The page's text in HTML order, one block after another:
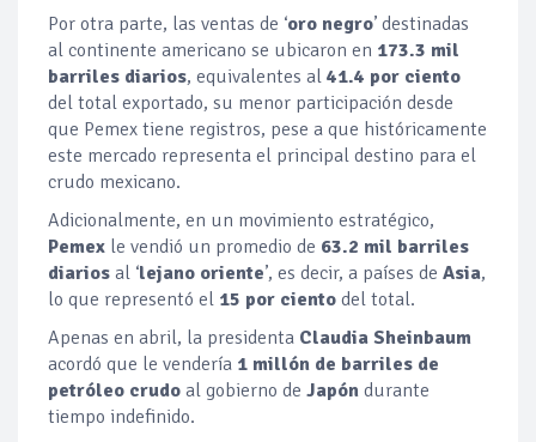
Por otra parte, las ventas de ‘oro negro’ destinadas
al continente americano se ubicaron en 173.3 mil
barriles diarios, equivalentes al 41.4 por ciento
del total exportado, su menor participación desde
que Pemex tiene registros, pese a que históricamente
este mercado representa el principal destino para el
crudo mexicano.
Adicionalmente, en un movimiento estratégico,
Pemex le vendió un promedio de 63.2 mil barriles
diarios al ‘lejano oriente’, es decir, a países de Asia,
lo que representó el 15 por ciento del total.
Apenas en abril, la presidenta Claudia Sheinbaum
acordó que le vendería 1 millón de barriles de
petróleo crudo al gobierno de Japón durante
tiempo indefinido.